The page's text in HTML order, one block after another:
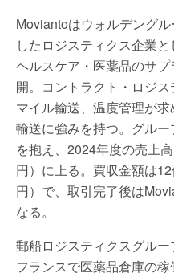
Moviantoはウォルデング
したロジスティクス企業
ヘルスケア・医薬品のサ
開。コントラクト・ロジ
マイル輸送、温度管理が
輸送に強みを持つ。グル
を抱え、2024年度の売上
円）に上る。買収金額は
円）で、取引完了後は
なる。
郵船ロジスティクスグル
フランスで医薬品倉庫の